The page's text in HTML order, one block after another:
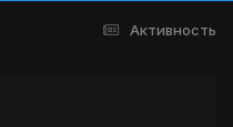
Активность